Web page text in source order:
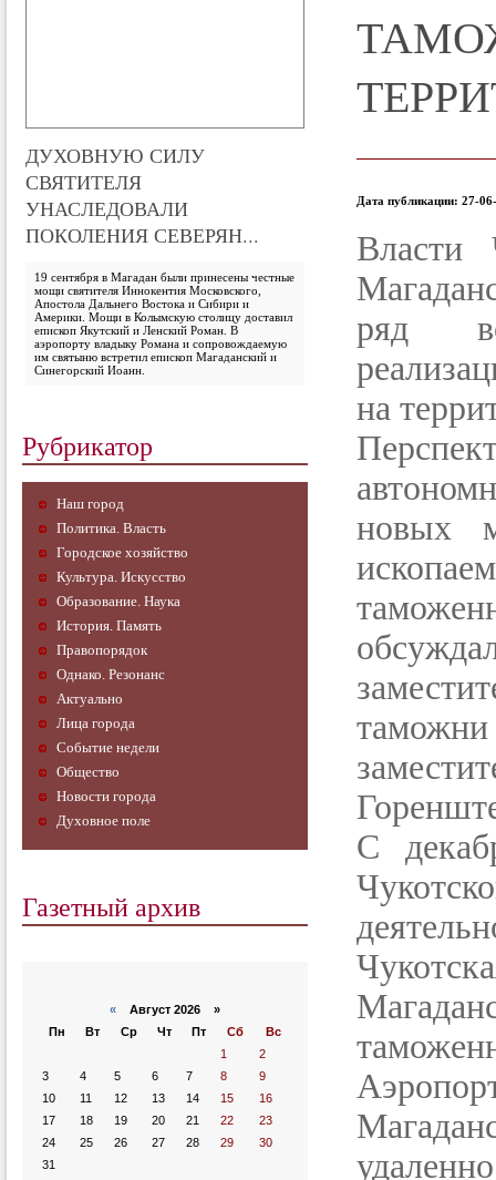
ДУХОВНУЮ СИЛУ
СВЯТИТЕЛЯ
УНАСЛЕДОВАЛИ
ПОКОЛЕНИЯ СЕВЕРЯН...
19 сентября в Магадан были принесены честные
мощи святителя Иннокентия Московского,
Апостола Дальнего Востока и Сибири и
Америки. Мощи в Колымскую столицу доставил
епископ Якутский и Ленский Роман. В
аэропорту владыку Романа и сопровождаемую
им святыню встретил епископ Магаданский и
Синегорский Иоанн.
Рубрикатор
Наш город
Политика. Власть
Городское хозяйство
Культура. Искусство
Образование. Наука
История. Память
Правопорядок
Однако. Резонанс
Актуально
Лица города
Событие недели
Общество
Новости города
Духовное поле
Газетный архив
« Август 2026 »
Пн
Вт Ср Чт Пт Сб
Вс
1
2
3
4 5 6 7 8
9
10
11 12 13 14 15
16
17
18 19 20 21 22
23
24
25 26 27 28 29
30
31
Дата публикации: 27-
Власти
ряд
на
новых
С